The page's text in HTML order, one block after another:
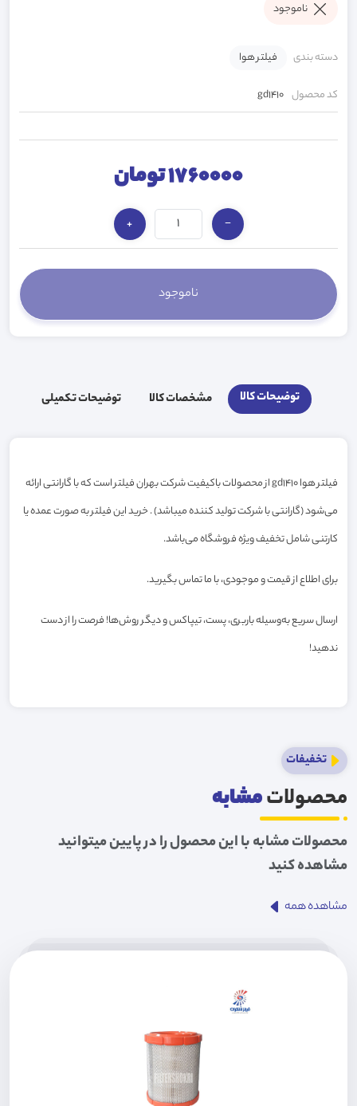
ناموجود
دسته بندی فیلتر هوا
کد محصول gd1410
1760000 تومان
−
+
توضیحات کالا مشخصات کالا توضیحات تکمیلی
فیلتر هوا gd1410 از محصولات باکیفیت شرکت بهران فیلتر است که با گارانتی ارائه
می‌شود (گارانتی با شرکت تولید کننده میباشد) . خرید این فیلتر به صورت عمده یا
کارتنی شامل تخفیف ویژه فروشگاه می‌باشد.
برای اطلاع از قیمت و موجودی، با ما تماس بگیرید.
ارسال سریع به‌وسیله باربری، پست، تیپاکس و دیگر روش‌ها! فرصت را از دست
ندهید!
تخفیفات
محصولاتمشابه
محصولات مشابه با این محصول را در پایین میتوانید
مشاهده کنید
مشاهده همه